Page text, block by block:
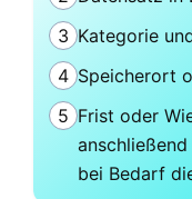
3 Kategorie
4 Speicherort
5 Frist oder
bei Bedarf